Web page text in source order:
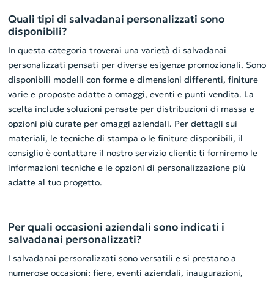
Quali tipi di salvadanai personalizzati sono
disponibili?
In questa categoria troverai una varietà di salvadanai
personalizzati pensati per diverse esigenze promozionali. Sono
disponibili modelli con forme e dimensioni differenti, finiture
varie e proposte adatte a omaggi, eventi e punti vendita. La
scelta include soluzioni pensate per distribuzioni di massa e
opzioni più curate per omaggi aziendali. Per dettagli sui
materiali, le tecniche di stampa o le finiture disponibili, il
consiglio è contattare il nostro servizio clienti: ti forniremo le
informazioni tecniche e le opzioni di personalizzazione più
adatte al tuo progetto.
Per quali occasioni aziendali sono indicati i
salvadanai personalizzati?
I salvadanai personalizzati sono versatili e si prestano a
numerose occasioni: fiere, eventi aziendali, inaugurazioni,